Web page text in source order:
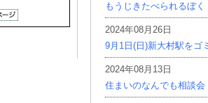
もうじきたべられるぼく
2024年08月26日
9月1日(日)新大村駅をゴ
2024年08月13日
住まいのなんでも相談会